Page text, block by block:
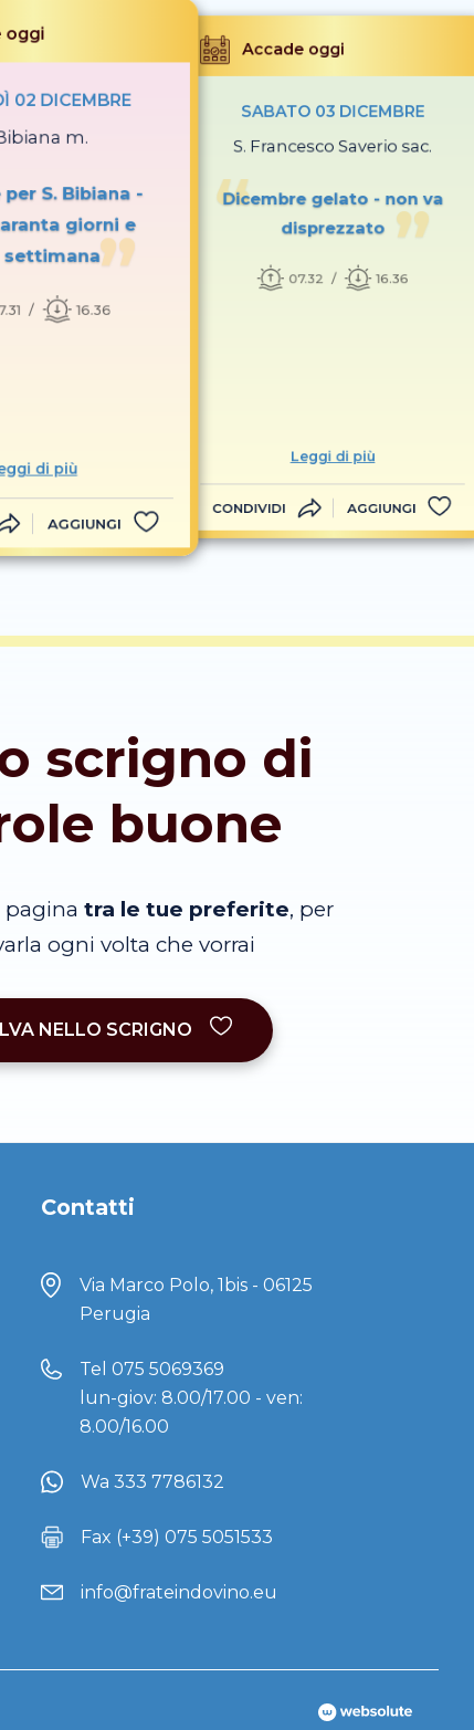
oggi
02 DICEMBRE
m.
S. Bibiana -
giorni e
settimana
16.36
di più
AGGIUNGI
Accade oggi
SABATO 03 DICEMBRE
S. Francesco Saverio sac.
Dicembre gelato - non va
disprezzato
07.32 16.36
Leggi di più
CONDIVIDI AGGIUNGI
scrigno di
buone
pagina tra le tue preferite, per
ogni volta che vorrai
NELLO SCRIGNO
Contatti
Via Marco Polo, 1bis - 06125
Perugia
Tel 075 5069369
lun-giov: 8.00/17.00 - ven:
8.00/16.00
Wa 333 7786132
Fax (+39) 075 5051533
info@frateindovino.eu